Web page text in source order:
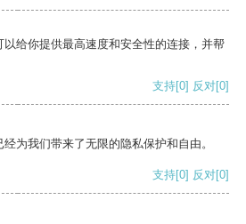
给你提供最高速度和安全性的连接，并帮
支持[0] 反对[0]
为我们带来了无限的隐私保护和自由。
支持[0] 反对[0]